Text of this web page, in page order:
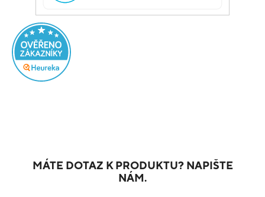
MÁTE DOTAZ K PRODUKTU? NAPIŠTE
NÁM.